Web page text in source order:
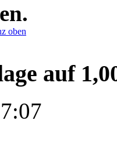
auf